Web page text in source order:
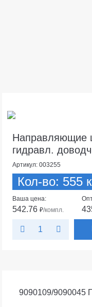
Направляющие
гидравл.
Артикул: 003255
Кол-во: 555
Ваша цена:
542.76 ₽/компл.
9090109/9090045